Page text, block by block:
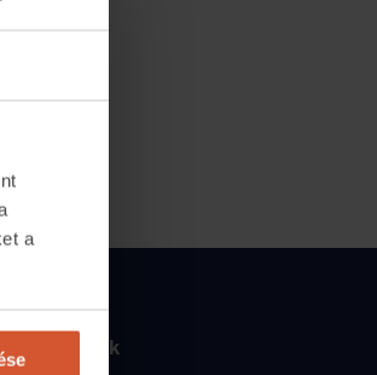
a
Csapatunk
Csapatunk